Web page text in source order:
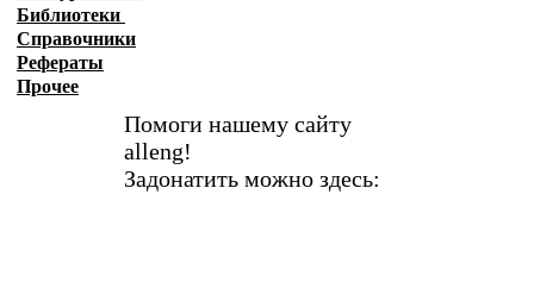
Библиотеки
Справочники
Рефераты
Прочее
Помоги нашему сайту
alleng!
Задонатить можно здесь: